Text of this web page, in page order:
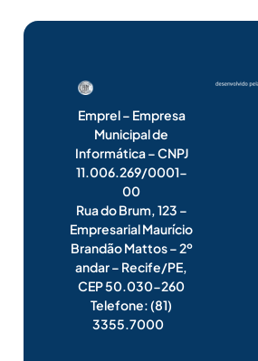
Emprel – Empresa
Municipal de
Informática – CNPJ
11.006.269/0001-
00
Rua do Brum, 123 –
Empresarial Maurício
Brandão Mattos – 2º
andar – Recife/PE,
CEP 50.030-260
Telefone: (81)
3355.7000